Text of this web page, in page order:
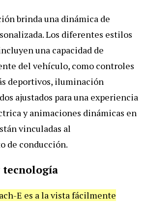
brinda una dinámica de
Los diferentes estilos
una capacidad de
del vehículo, como controles
deportivos, iluminación
ajustados para una experiencia
y animaciones dinámicas en
vinculadas al
de conducción.
tecnología
E es a la vista fácilmente